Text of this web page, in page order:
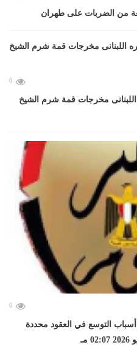
من الضربات على طهران
0
اللبنانى مخرجات قمة شرم الشيخ
0
التوسع في العقود محددة